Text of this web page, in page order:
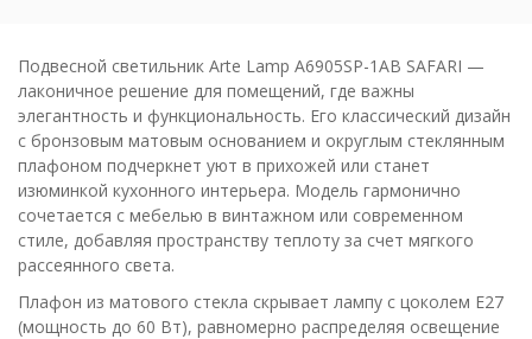
Подвесной светильник Arte Lamp A6905SP-1AB SAFARI —
лаконичное решение для помещений, где важны
элегантность и функциональность. Его классический дизайн
с бронзовым матовым основанием и округлым стеклянным
плафоном подчеркнет уют в прихожей или станет
изюминкой кухонного интерьера. Модель гармонично
сочетается с мебелью в винтажном или современном
стиле, добавляя пространству теплоту за счет мягкого
рассеянного света.
Плафон из матового стекла скрывает лампу с цоколем E27
(мощность до 60 Вт), равномерно распределяя освещение